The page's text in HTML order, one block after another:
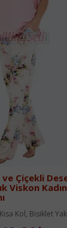
Çiçekli
Viskon
Kol, Bisiklet